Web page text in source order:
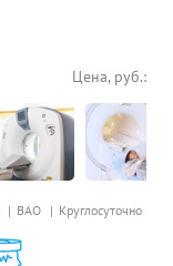
ВАО Круглосуточно
Цена, руб.: